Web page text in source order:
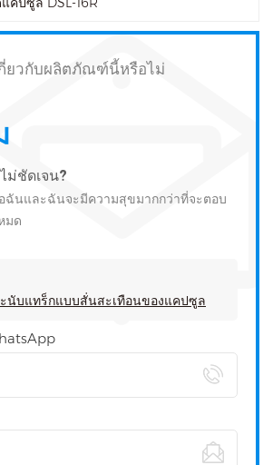
กี่ยวกับผลิตภัณฑ์นี้หรือไม่
ม่ชัดเจน?
ฉันและฉันจะมีความสุขมากกว่าที่จะตอบ
มด
ะนับแทร็กแบบสั่นสะเทือนของแคปซูล